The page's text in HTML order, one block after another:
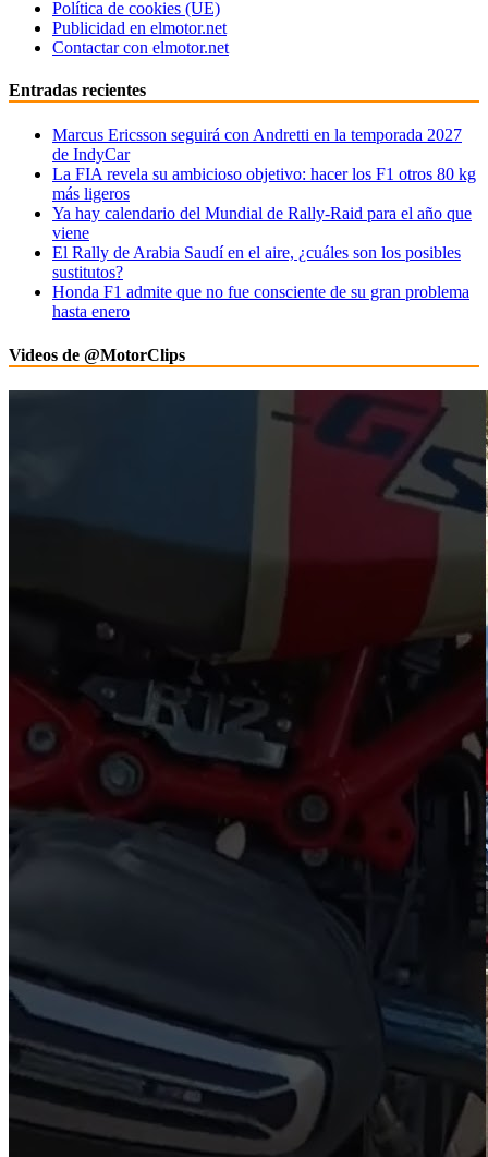
Política de cookies (UE)
Publicidad en elmotor.net
Contactar con elmotor.net
Entradas recientes
Marcus Ericsson seguirá con Andretti en la temporada 2027
de IndyCar
La FIA revela su ambicioso objetivo: hacer los F1 otros 80 kg
más ligeros
Ya hay calendario del Mundial de Rally-Raid para el año que
viene
El Rally de Arabia Saudí en el aire, ¿cuáles son los posibles
sustitutos?
Honda F1 admite que no fue consciente de su gran problema
hasta enero
Videos de @MotorClips